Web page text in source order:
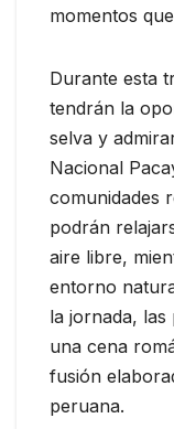
momentos
Durante esta
tendrán la
selva y
Nacional
comunidades
podrán
aire libre,
entorno
la jornada, las
una cena
fusión
peruana.